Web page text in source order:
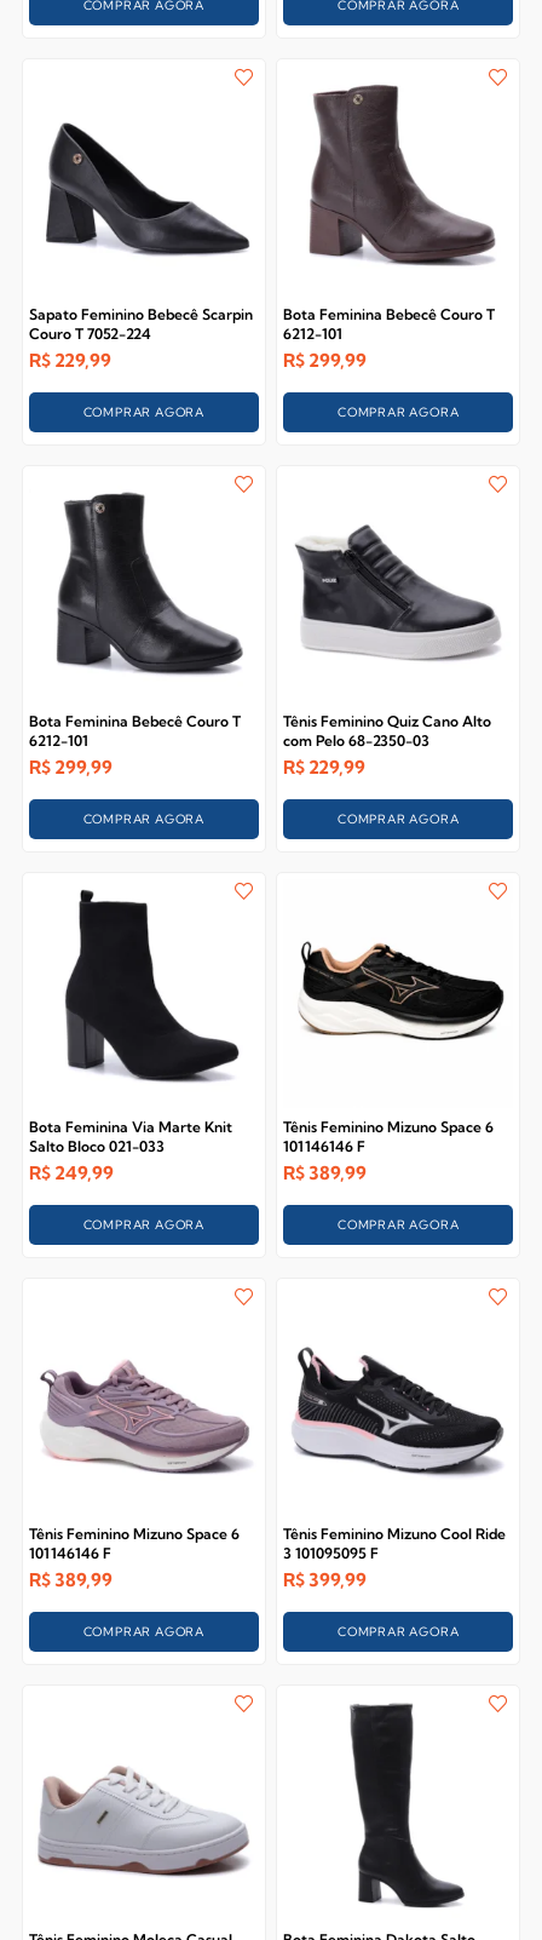
COMPRAR AGORA COMPRAR AGORA
Sapato Feminino Bebecê Scarpin
Couro T 7052-224
R$ 229,99
COMPRAR AGORA
Bota Feminina Bebecê Couro T
6212-101
R$ 299,99
COMPRAR AGORA
Bota Feminina Bebecê Couro T
6212-101
R$ 299,99
COMPRAR AGORA
Tênis Feminino Quiz Cano Alto
com Pelo 68-2350-03
R$ 229,99
COMPRAR AGORA
Bota Feminina Via Marte Knit
Salto Bloco 021-033
R$ 249,99
COMPRAR AGORA
Tênis Feminino Mizuno Space 6
101146146 F
R$ 389,99
COMPRAR AGORA
Tênis Feminino Mizuno Space 6
101146146 F
R$ 389,99
COMPRAR AGORA
Tênis Feminino Mizuno Cool Ride
3 101095095 F
R$ 399,99
COMPRAR AGORA